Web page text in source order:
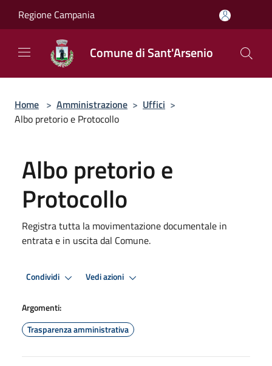
Regione Campania
Comune di Sant'Arsenio
Home > Amministrazione > Uffici >
Albo pretorio e Protocollo
Albo pretorio e
Protocollo
Registra tutta la movimentazione documentale in
entrata e in uscita dal Comune.
Condividi Vedi azioni
Argomenti:
Trasparenza amministrativa